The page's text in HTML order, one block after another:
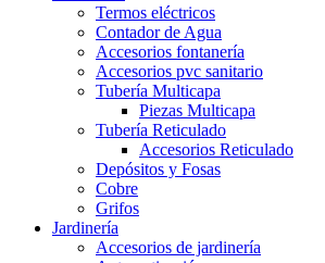
Termos eléctricos
Contador de Agua
Accesorios fontanería
Accesorios pvc sanitario
Tubería Multicapa
Piezas Multicapa
Tubería Reticulado
Accesorios Reticulado
Depósitos y Fosas
Cobre
Grifos
Jardinería
Accesorios de jardinería